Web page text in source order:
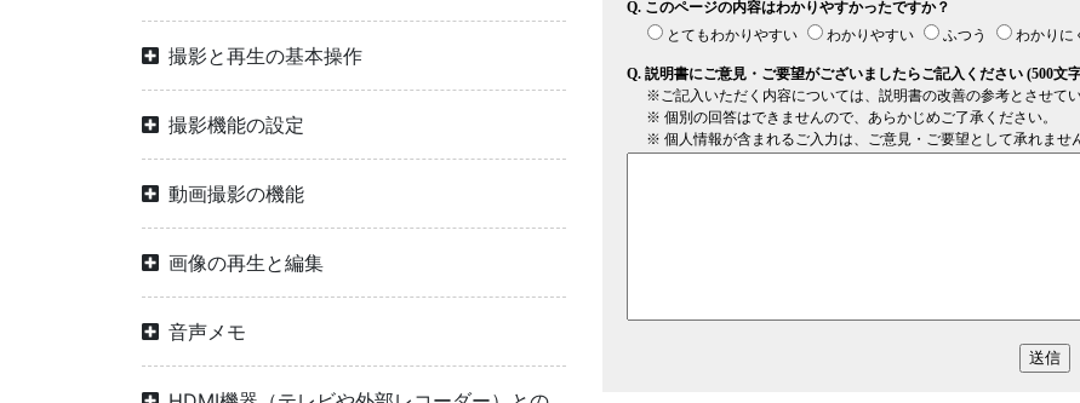
撮影と再生の基本操作
撮影機能の設定
動画撮影の機能
画像の再生と編集
音声メモ